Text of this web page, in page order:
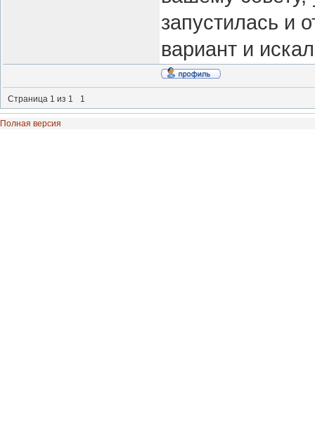
без долгих поисков
вариант.
запустилась и
вариант и
Страница 1 из 1 1
Полная версия